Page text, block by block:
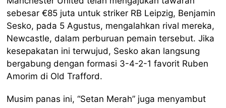
sebesar €85 juta untuk striker RB Leipzig, Benjamin
Sesko, pada 5 Agustus, mengalahkan rival mereka,
Newcastle, dalam perburuan pemain tersebut. Jika
kesepakatan ini terwujud, Sesko akan langsung
bergabung dengan formasi 3-4-2-1 favorit Ruben
Amorim di Old Trafford.
Musim panas ini, “Setan Merah” juga menyambut